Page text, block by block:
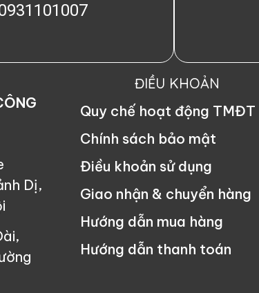
Dị,
ĐIỀU KHOẢN
Quy chế hoạt động TMĐT
Chính sách bảo mật
Điều khoản sử dụng
Giao nhận & chuyển hàng
Hướng dẫn mua hàng
Hướng dẫn thanh toán